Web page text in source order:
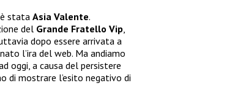
stata Asia Valente.
del Grande Fratello Vip,
dopo essere arrivata a
l’ira del web. Ma andiamo
oggi, a causa del persistere
di mostrare l’esito negativo di